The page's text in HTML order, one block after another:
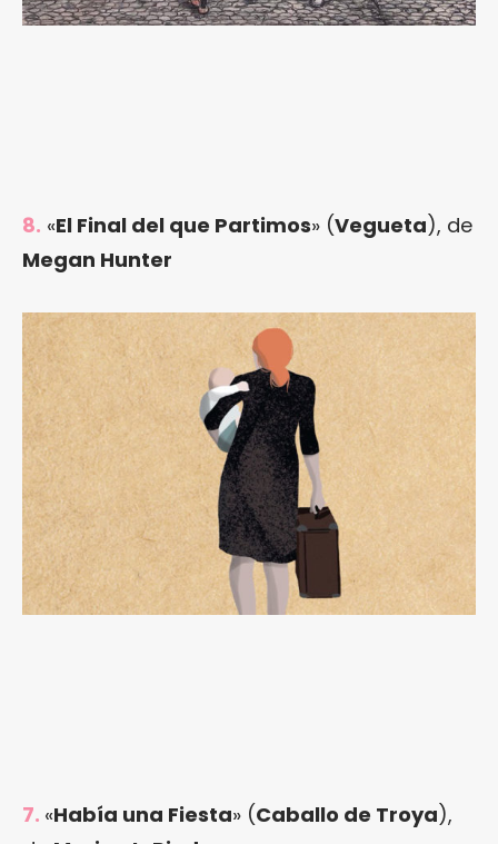
8. «El Final del que Partimos» (Vegueta), de
Megan Hunter
7. «Había una Fiesta» (Caballo de Troya),